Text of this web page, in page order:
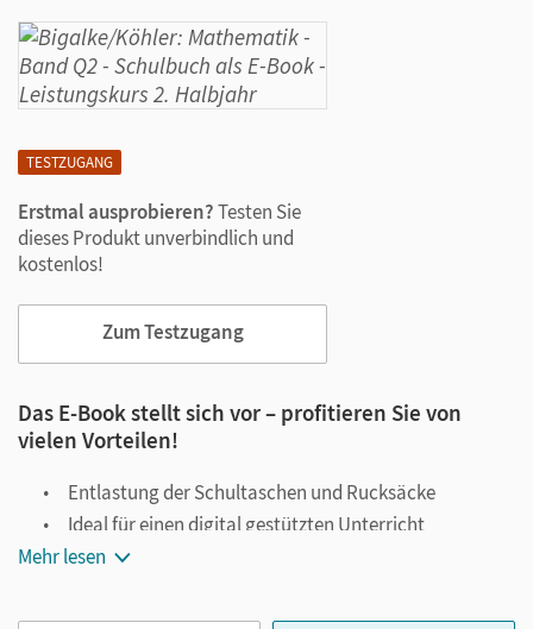
TESTZUGANG
Erstmal ausprobieren?Testen Sie
dieses Produkt unverbindlich und
kostenlos!
Zum Testzugang
Das E-Book stellt sich vor – profitieren Sie von
vielen Vorteilen!
Entlastung der Schultaschen und Rucksäcke
Ideal für einen digital gestützten Unterricht
Notiz- und Markierungsmöglichkeit
Mehr lesen